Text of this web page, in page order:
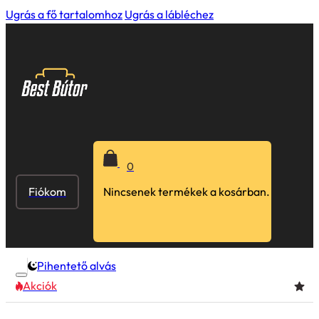
Ugrás a fő tartalomhoz Ugrás a lábléchez
Fiókom
0
Nincsenek termékek a kosárban.
Pihentető alvás
Akciók